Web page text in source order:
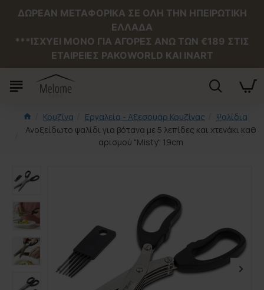
ΔΩΡΕΑΝ ΜΕΤΑΦΟΡΙΚΑ ΣΕ ΟΛΗ ΤΗΝ ΗΠΕΙΡΩΤΙΚΗ
ΕΛΛΑΔΑ
***ΙΣΧΥΕΙ MONO ΓΙΑ ΑΓΟΡΕΣ ΑΝΩ ΤΩΝ €189 ΣΤΙΣ
ΕΤΑΙΡΕΙΕΣ PAKOWORLD ΚΑΙ INART
Κουζίνα Εργαλεία - Αξεσουάρ Κουζίνας
Ψαλίδια
Ανοξείδωτο ψαλίδι για βότανα με 5 λεπίδες και χτενάκι καθ
αρισμού "Misty" 19cm